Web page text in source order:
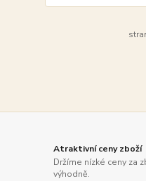
Atraktivní ceny zboží
Držíme nízké ceny za
výhodně.